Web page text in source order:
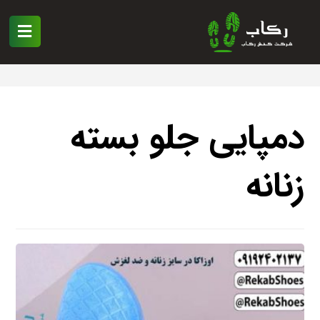
دمپایی جلو بسته
زنانه